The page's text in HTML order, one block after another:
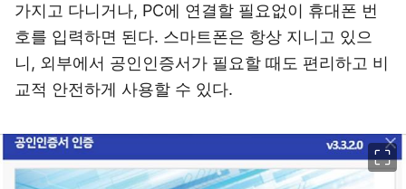
가지고 다니거나, PC에 연결할 필요없이 휴대폰 번
호를 입력하면 된다. 스마트폰은 항상 지니고 있으
니, 외부에서 공인인증서가 필요할 때도 편리하고 비
교적 안전하게 사용할 수 있다.